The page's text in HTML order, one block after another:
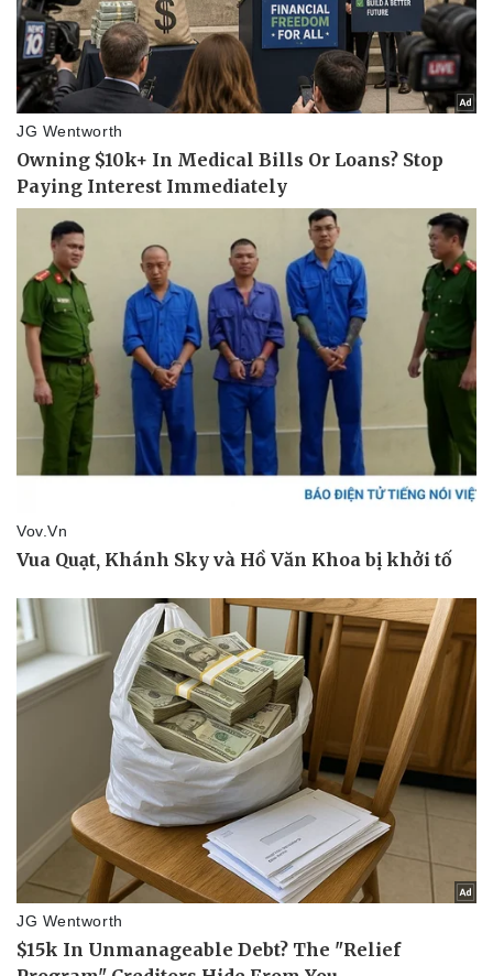
Sức khỏe
Dinh dưỡng - món ngon
Cây thuốc
Sản phụ khoa
Nhi khoa
Nam khoa
Ăn sạch sống khỏe
Đời sống
Nhà đẹp
Blog
Tình yêu - Gia đình